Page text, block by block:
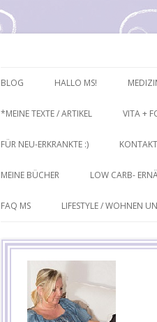
BLOG HALLO MS!
*MEINE TEXTE / ARTIKEL VITA +
FÜR NEU-ERKRANKTE :) KONTAKT
MEINE BÜCHER LOW CARB-
FAQ MS LIFESTYLE / WOHNEN